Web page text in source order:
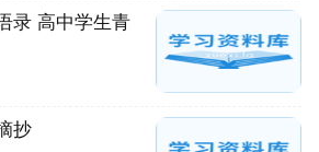
录 高中学生青
抄